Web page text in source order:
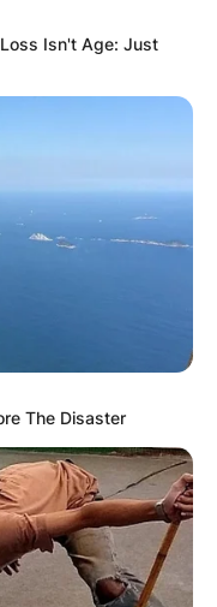
Isn't Age: Just
The Disaster